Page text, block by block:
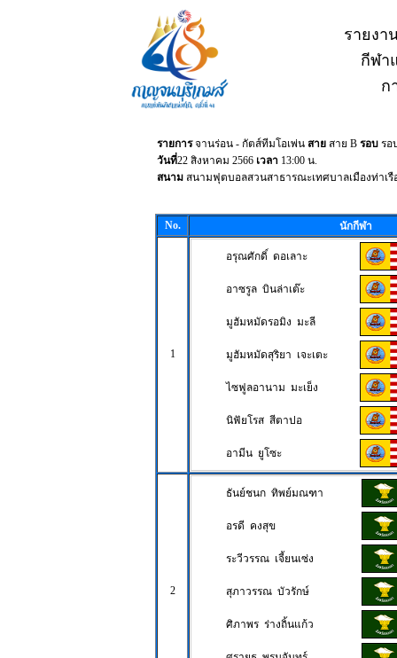
รายงา
กีฬา
ก
รายการจานร่อน - กัตส์ทีมโอเพ่น สาย สาย B รอบ รอ
วันที่22 สิงหาคม 2566 เวลา 13:00 น.
สนาม สนามฟุตบอลสวนสาธารณะเทศบาลเมืองท่าเ
No. นักกีฬา
1
อรุณศักดิ์ ดอเลาะ
อาซรูล บินล่าเต๊ะ
มูฮัมหมัดรอมิง มะลี
มูฮัมหมัดสุริยา เจะเตะ
ไซฟูลอานาม มะเย็ง
นิฟัยโรส สีตาปอ
อามีน ยูโซะ
2
ธันย์ชนก ทิพย์มณฑา
อรดี คงสุข
ระวีวรรณ เจี้ยนเซ่ง
สุภาวรรณ บัวรักษ์
ศิภาพร ร่างถิ้นแก้ว